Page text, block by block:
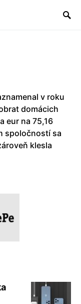
v roku
domácich
eur na 75,16
spoločností sa
klesla